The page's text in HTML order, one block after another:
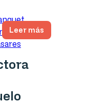
Leer más